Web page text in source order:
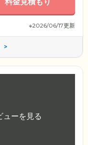
※2026/06/17更新